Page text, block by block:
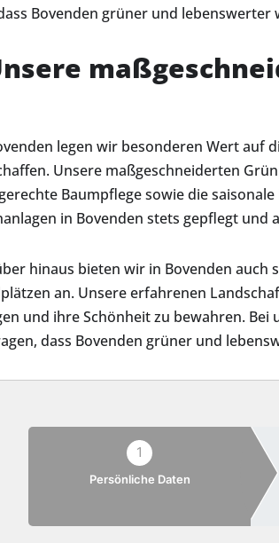
Bovenden grüner und lebenswerter
legen wir besonderen Wert auf
Unsere maßgeschneiderten
Baumpflege sowie die
in Bovenden stets gepflegt und
hinaus bieten wir in Bovenden
an. Unsere erfahrenen
und ihre Schönheit zu bewahren.
dass Bovenden grüner und
1
Persönliche Daten